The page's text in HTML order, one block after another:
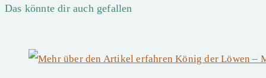
Das könnte dir auch gefallen